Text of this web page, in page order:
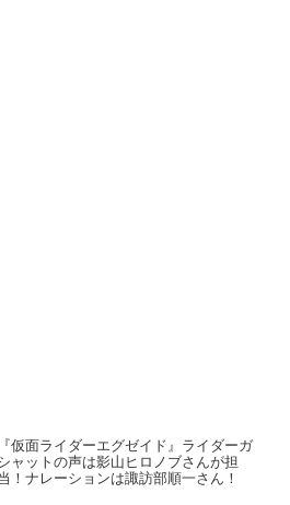
『仮面ライダーエグゼイド』ライダーガ
ャットの声は影山ヒロノブさんが担
！ナレーションは諏訪部順一さん！